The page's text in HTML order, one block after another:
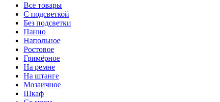
Все товары
С подсветкой
Без подсветки
Панно
Напольное
Ростовое
Гримёрное
На ремне
На штанге
Мозаичное
Шкаф